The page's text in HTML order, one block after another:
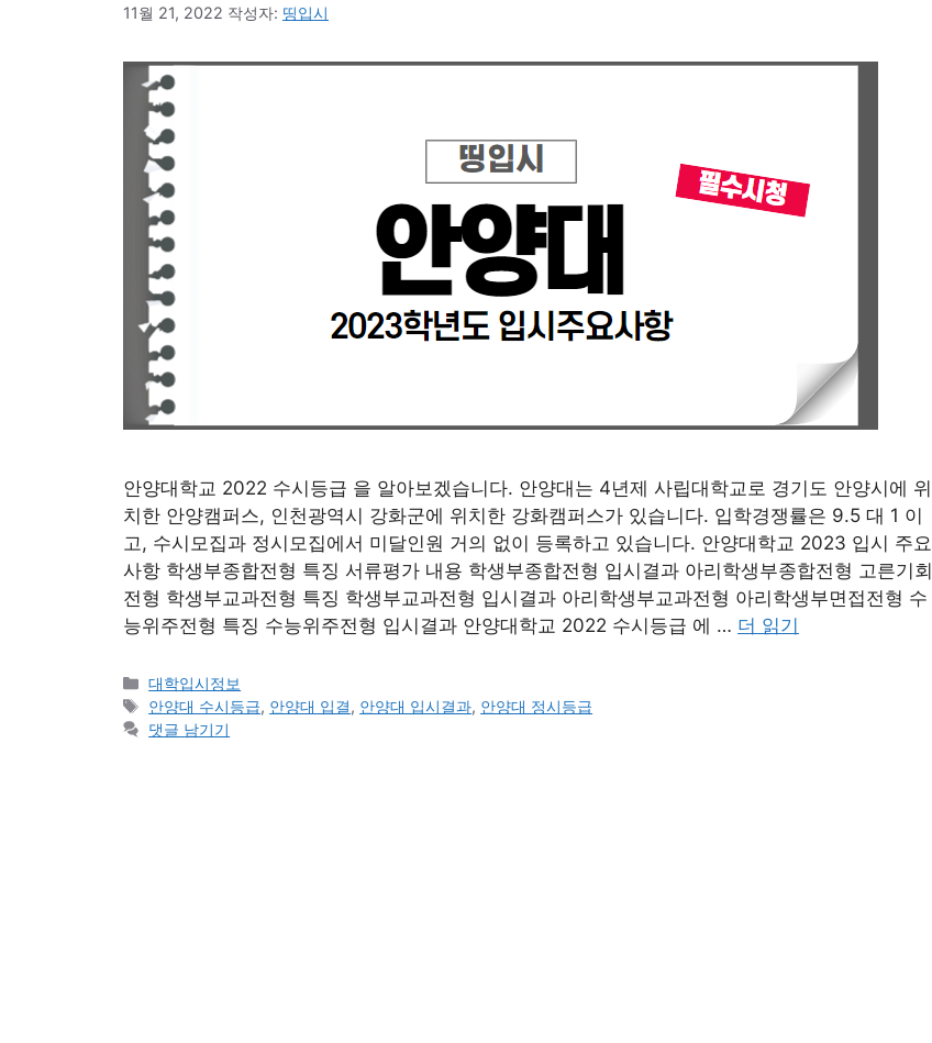
11월 21, 2022 작성자: 띵입시
안양대학교 2022 수시등급 을 알아보겠습니다. 안양대는 4년제 사립대학교로 경기도 안양시에 위
치한 안양캠퍼스, 인천광역시 강화군에 위치한 강화캠퍼스가 있습니다. 입학경쟁률은 9.5 대 1 이
고, 수시모집과 정시모집에서 미달인원 거의 없이 등록하고 있습니다. 안양대학교 2023 입시 주요
사항 학생부종합전형 특징 서류평가 내용 학생부종합전형 입시결과 아리학생부종합전형 고른기회
전형 학생부교과전형 특징 학생부교과전형 입시결과 아리학생부교과전형 아리학생부면접전형 수
능위주전형 특징 수능위주전형 입시결과 안양대학교 2022 수시등급 에 … 더 읽기
카
테
고
대학입시정보
태
그
안양대 수시등급, 안양대 입결, 안양대 입시결과, 안양대 정시등급
댓글 남기기